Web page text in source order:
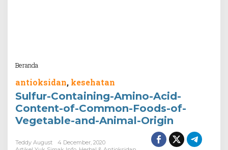
Beranda
antioksidan, kesehatan
Sulfur-Containing-Amino-Acid-
Content-of-Common-Foods-of-
Vegetable-and-Animal-Origin
Teddy August
4 December, 2020